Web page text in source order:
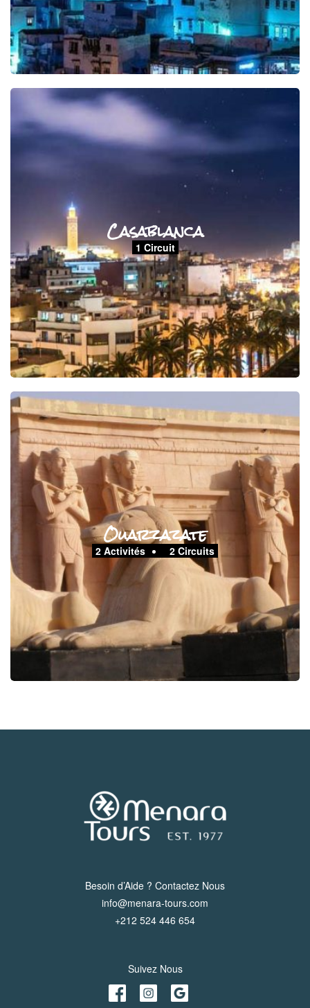
Casablanca
1 Circuit
Ouarzazate
2 Activités 2 Circuits
Besoin d’Aide ? Contactez Nous
info@menara-tours.com
+212 524 446 654
Suivez Nous